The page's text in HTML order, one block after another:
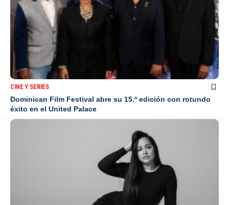
CINE Y SERIES
Dominican Film Festival abre su 15.ª edición con rotundo
éxito en el United Palace